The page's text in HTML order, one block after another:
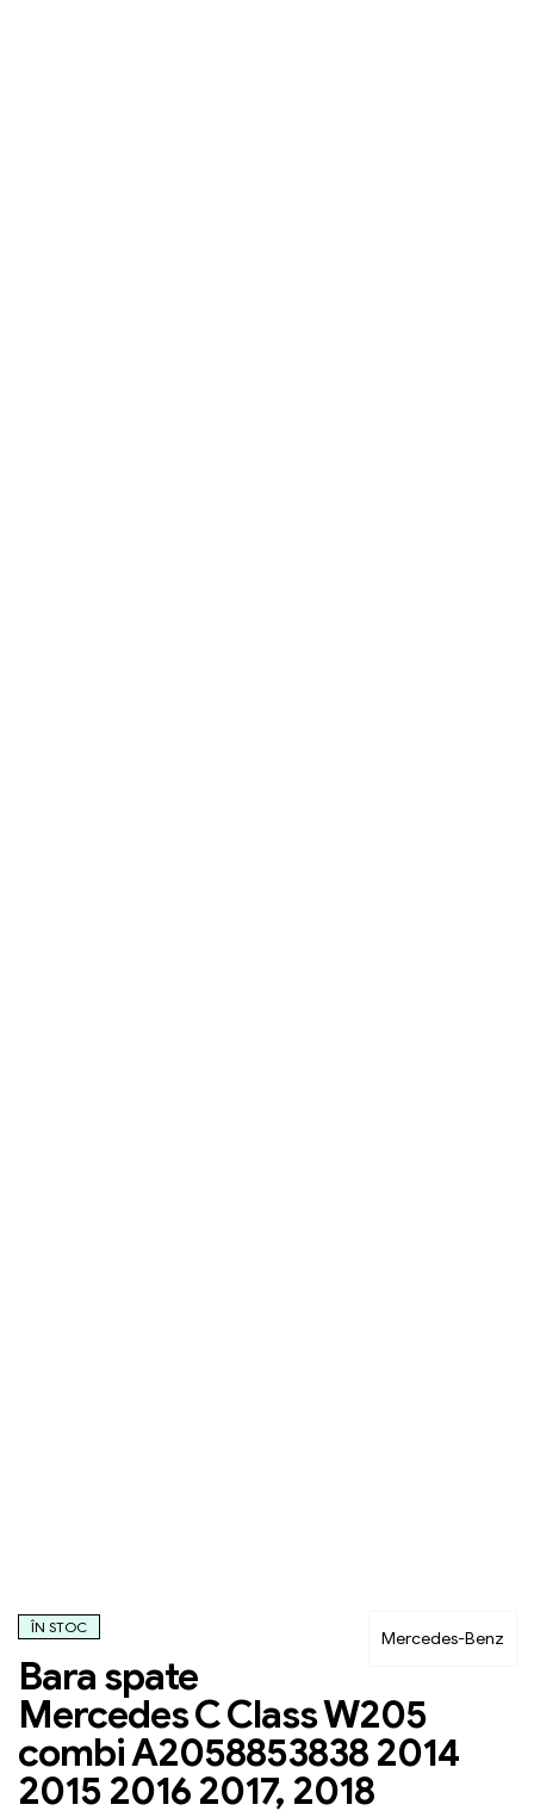
Mercedes-Benz
ÎN STOC
Bara spate
Mercedes C Class W205
combi A2058853838 2014
2015 2016 2017, 2018